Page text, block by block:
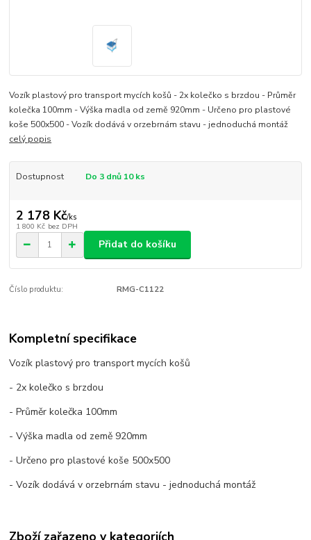
Vozík plastový pro transport mycích košů - 2x kolečko s brzdou - Průměr
kolečka 100mm - Výška madla od země 920mm - Určeno pro plastové
koše 500x500 - Vozík dodává v orzebrnám stavu - jednoduchá montáž
celý popis
Dostupnost Do 3 dnů 10 ks
2 178 Kč/ks
1 800 Kč bez DPH
Přidat do košíku
Číslo produktu: RMG-C1122
Kompletní specifikace
Vozík plastový pro transport mycích košů
- 2x kolečko s brzdou
- Průměr kolečka 100mm
- Výška madla od země 920mm
- Určeno pro plastové koše 500x500
- Vozík dodává v orzebrnám stavu - jednoduchá montáž
Zboží zařazeno v kategoriích